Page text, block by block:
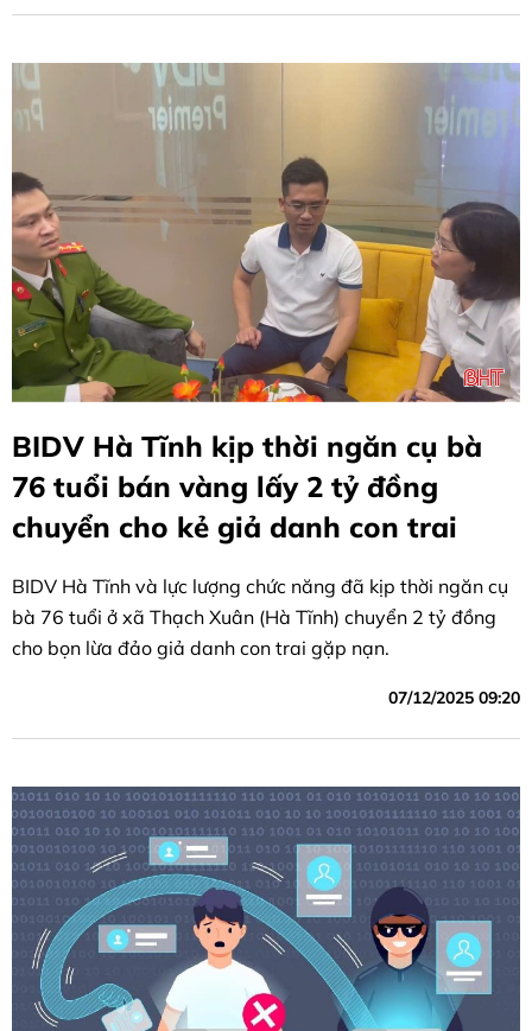
ví Apple/Google và chiếm đoạt tiền.
BIDV Hà Tĩnh kịp thời ngăn cụ bà
76 tuổi bán vàng lấy 2 tỷ đồng
chuyển cho kẻ giả danh con trai
BIDV Hà Tĩnh và lực lượng chức năng đã kịp thời ngăn cụ
bà 76 tuổi ở xã Thạch Xuân (Hà Tĩnh) chuyển 2 tỷ đồng
cho bọn lừa đảo giả danh con trai gặp nạn.
07/12/2025 09:20